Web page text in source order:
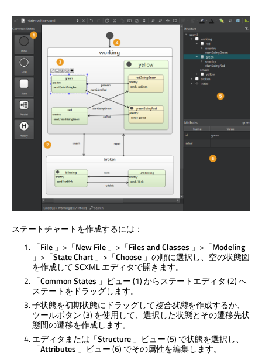
ステートチャートを作成するには：
「File 」>「New File 」>「Files and Classes 」>「Modeling
」>「State Chart 」>「Choose 」の順に選択し、空の状態図
を作成して SCXML エディタで開きます。
「Common States 」ビュー (1) からステートエディタ (2) へ
ステートをドラッグします。
子状態を初期状態にドラッグして複合状態を作成するか、
ツールボタン (3) を使用して、選択した状態とその遷移先状
態間の遷移を作成します。
エディタまたは「Structure 」ビュー (5) で状態を選択し、
「Attributes 」ビュー (6) でその属性を編集します。